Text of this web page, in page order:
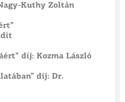
Kuthy Zoltán
díj: Kozma László
díj: Dr.